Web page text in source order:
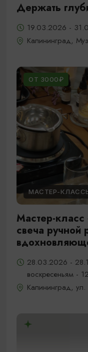
Держать
19.03.2026 -
Калининград,
ОТ 3000₽
МАСТЕР-
Мастер-класс
свеча ручной
28.03.2026 -
воскресеньям -
Калининград, ул.